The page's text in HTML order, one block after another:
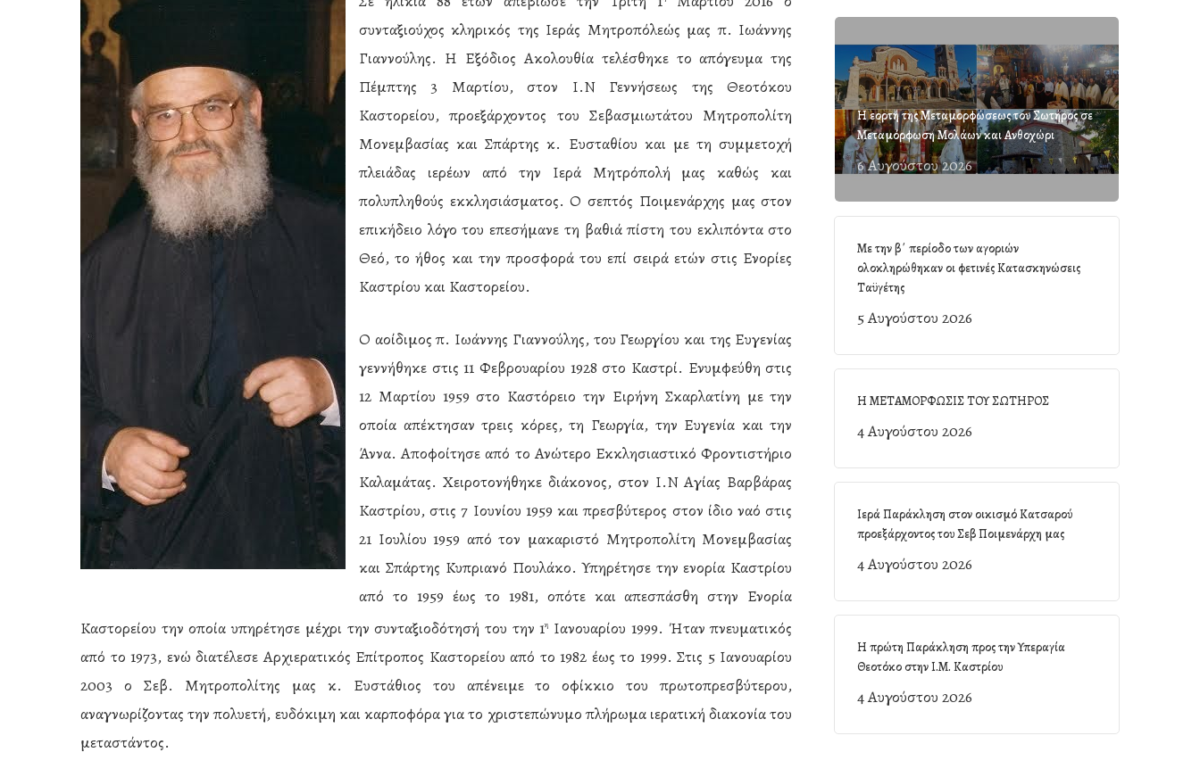
Hit enter to search or ESC to close
συνταξιούχος κληρικός της Ιεράς Μητροπόλεώς μας π. Ιωάννης
Γιαννούλης. Η Εξόδιος Ακολουθία τελέσθηκε το απόγευμα της
Πέμπτης 3 Μαρτίου, στον Ι.Ν Γεννήσεως της Θεοτόκου
Καστορείου, προεξάρχοντος του Σεβασμιωτάτου Μητροπολίτη
Μονεμβασίας και Σπάρτης κ. Ευσταθίου και με τη συμμετοχή
πλειάδας ιερέων από την Ιερά Μητρόπολή μας καθώς και
πολυπληθούς εκκλησιάσματος. Ο σεπτός Ποιμενάρχης μας στον
επικήδειο λόγο του επεσήμανε τη βαθιά πίστη του εκλιπόντα στο
Θεό, το ήθος και την προσφορά του επί σειρά ετών στις Ενορίες
Καστρίου και Καστορείου.
Ο αοίδιμος π. Ιωάννης Γιαννούλης, του Γεωργίου και της Ευγενίας
γεννήθηκε στις 11 Φεβρουαρίου 1928 στο Καστρί. Ενυμφεύθη στις
12 Μαρτίου 1959 στο Καστόρειο την Ειρήνη Σκαρλατίνη με την
οποία απέκτησαν τρεις κόρες, τη Γεωργία, την Ευγενία και την
Άννα. Αποφοίτησε από το Ανώτερο Εκκλησιαστικό Φροντιστήριο
Καλαμάτας. Χειροτονήθηκε διάκονος, στον Ι.Ν Αγίας Βαρβάρας
Καστρίου, στις 7 Ιουνίου 1959 και πρεσβύτερος στον ίδιο ναό στις
21 Ιουλίου 1959 από τον μακαριστό Μητροπολίτη Μονεμβασίας
και Σπάρτης Κυπριανό Πουλάκο. Υπηρέτησε την ενορία Καστρίου
από το 1959 έως το 1981, οπότε και απεσπάσθη στην Ενορία
Καστορείου την οποία υπηρέτησε μέχρι την συνταξιοδότησή του την 1η Ιανουαρίου 1999. Ήταν πνευματικός
από το 1973, ενώ διατέλεσε Αρχιερατικός Επίτροπος Καστορείου από το 1982 έως το 1999. Στις 5 Ιανουαρίου
2003 ο Σεβ. Μητροπολίτης μας κ. Ευστάθιος του απένειμε το οφίκκιο του πρωτοπρεσβύτερου,
αναγνωρίζοντας την πολυετή, ευδόκιμη και καρποφόρα για το χριστεπώνυμο πλήρωμα ιερατική διακονία του
μεταστάντος.
Η εορτή της Μεταμορφώσεως του Σωτήρος σε
Μεταμόρφωση Μολάων και Ανθοχώρι
6 Αυγούστου 2026
Με την β΄ περίοδο των αγοριών
ολοκληρώθηκαν οι φετινές Κατασκηνώσεις
Ταϋγέτης
5 Αυγούστου 2026
Η ΜΕΤΑΜΟΡΦΩΣΙΣ ΤΟΥ ΣΩΤΗΡΟΣ
4 Αυγούστου 2026
Ιερά Παράκληση στον οικισμό Κατσαρού
προεξάρχοντος του Σεβ Ποιμενάρχη μας
4 Αυγούστου 2026
Η πρώτη Παράκληση προς την Υπεραγία
Θεοτόκο στην Ι.Μ. Καστρίου
4 Αυγούστου 2026